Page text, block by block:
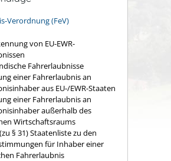
Verordnung (FeV)
von EU-EWR-
Fahrerlaubnisse
einer Fahrerlaubnis an
aus EU-/EWR-Staaten
einer Fahrerlaubnis an
außerhalb des
Wirtschaftsraums
§ 31) Staatenliste zu den
für Inhaber einer
Fahrerlaubnis